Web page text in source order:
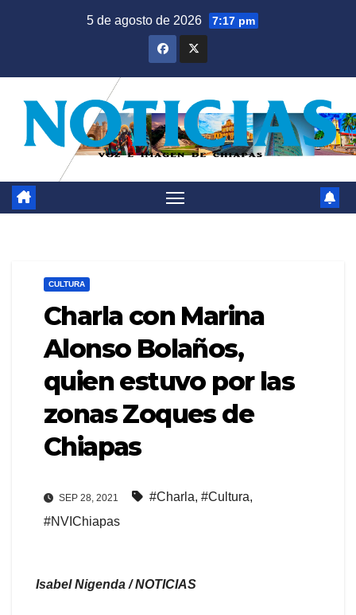
5 de agosto de 2026 7:17 pm
CULTURA
Charla con Marina
Alonso Bolaños,
quien estuvo por las
zonas Zoques de
Chiapas
SEP 28, 2021 #Charla, #Cultura,
#NVIChiapas
Isabel Nigenda / NOTICIAS